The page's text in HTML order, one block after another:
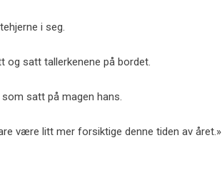
i seg.
og satt tallerkenene på bordet.
satt på magen hans.
være litt mer forsiktige denne tiden av året.»